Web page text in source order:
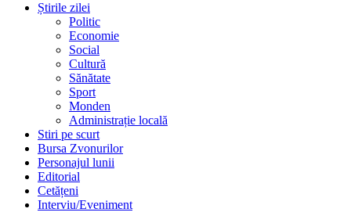
Știrile zilei
Politic
Economie
Social
Cultură
Sănătate
Sport
Monden
Administrație locală
Stiri pe scurt
Bursa Zvonurilor
Personajul lunii
Editorial
Cetățeni
Interviu/Eveniment